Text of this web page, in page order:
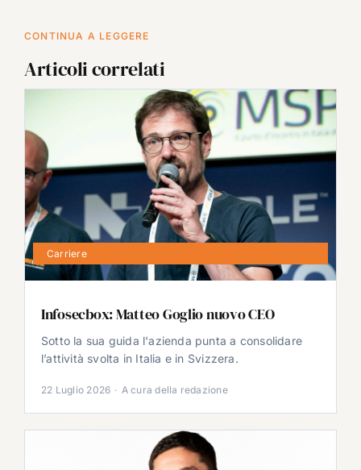
CONTINUA A LEGGERE
Articoli correlati
Carriere
Infosecbox: Matteo Goglio nuovo CEO
Sotto la sua guida l'azienda punta a consolidare
l’attività svolta in Italia e in Svizzera.
22 Luglio 2026 · A cura della redazione